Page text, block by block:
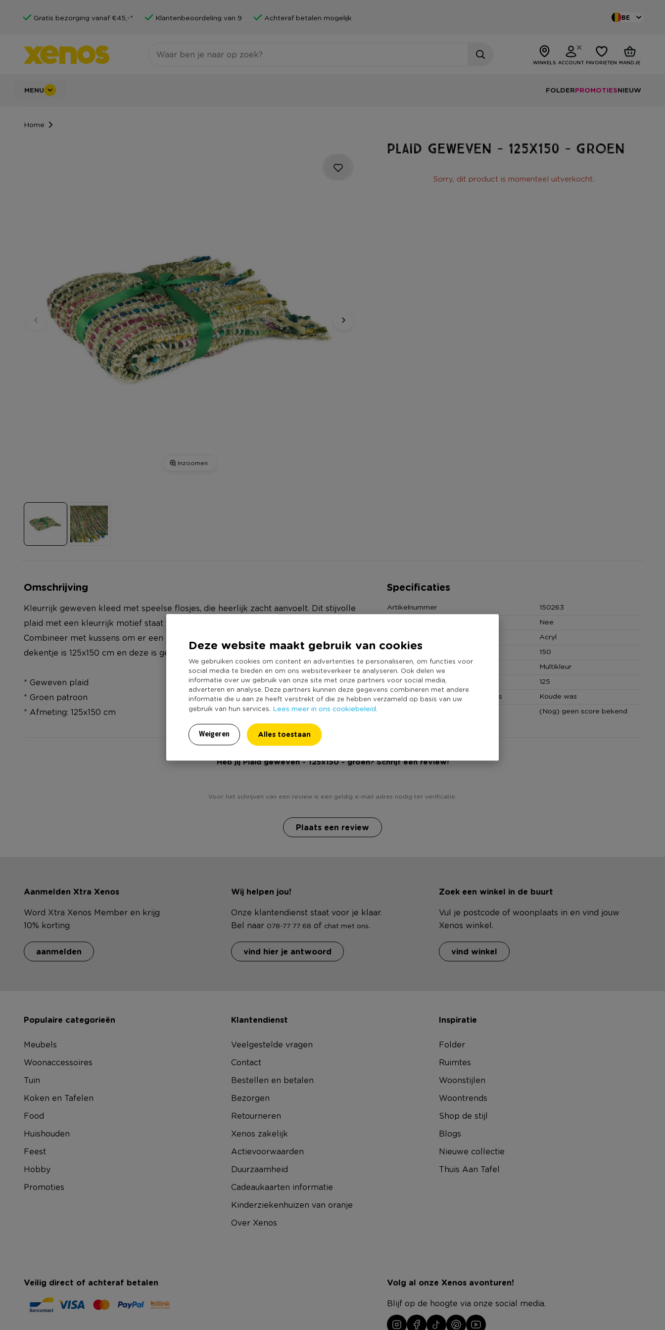
Deze website maakt gebruik van cookies
We gebruiken cookies om content en advertenties te personaliseren, om functies voor
social media te bieden en om ons websiteverkeer te analyseren. Ook delen we
informatie over uw gebruik van onze site met onze partners voor social media,
adverteren en analyse. Deze partners kunnen deze gegevens combineren met andere
informatie die u aan ze heeft verstrekt of die ze hebben verzameld op basis van uw
gebruik van hun services. Lees meer in ons cookiebeleid.
Weigeren Alles toestaan
Gratis bezorging vanaf €45,-* Klantenbeoordeling van 9 Achteraf betalen mogelijk BE
WINKELS ACCOUNT FAVORIETEN MANDJE
MENU FOLDERPROMOTIESNIEUW
Home
Inzoomen
Plaid geweven - 125x150 - groen
Sorry, dit product is momenteel uitverkocht.
Omschrijving
Kleurrijk geweven kleed met speelse flosjes, die heerlijk zacht aanvoelt. Dit stijvolle
plaid met een kleurrijk motief staat mooi op de bank of in een luie stoel.
Combineer met kussens om er een mooi geheel van te maken. De afmeting van dit
dekentje is 125x150 cm en deze is gemaakt van acryl.
* Geweven plaid
* Groen patroon
* Afmeting: 125x150 cm
Specificaties
Artikelnummer
150263
Nee
Acryl
Productbreedte (cm)
150
Kleur
Multikleur
Productlengte (cm)
125
Wastemperatuur in graden Celsius
Koude was
(Nog) geen score bekend
Heb jij Plaid geweven - 125x150 - groen? Schrijf een review!
Voor het schrijven van een review is een geldig e-mail adres nodig ter verificatie.
Plaats een review
Aanmelden Xtra Xenos
Word Xtra Xenos Member en krijg
10% korting
aanmelden
Wij helpen jou!
Onze klantendienst staat voor je klaar.
Bel naar 078-77 77 68 of chat met ons.
vind hier je antwoord
Zoek een winkel in de buurt
Vul je postcode of woonplaats in en vind jouw
Xenos winkel.
vind winkel
Populaire categorieën
Meubels
Woonaccessoires
Tuin
Koken en Tafelen
Food
Huishouden
Feest
Hobby
Promoties
Klantendienst
Veelgestelde vragen
Contact
Bestellen en betalen
Bezorgen
Retourneren
Xenos zakelijk
Actievoorwaarden
Duurzaamheid
Cadeaukaarten informatie
Kinderziekenhuizen van oranje
Over Xenos
Inspiratie
Folder
Ruimtes
Woonstijlen
Woontrends
Shop de stijl
Blogs
Nieuwe collectie
Thuis Aan Tafel
Veilig direct of achteraf betalen Volg al onze Xenos avonturen!
Blijf op de hoogte via onze social media.